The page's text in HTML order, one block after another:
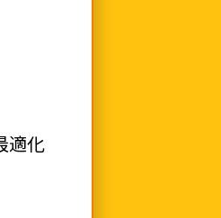
適化